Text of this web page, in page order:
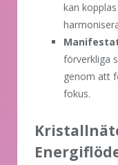
kan
förverkliga
genom att
fokus.